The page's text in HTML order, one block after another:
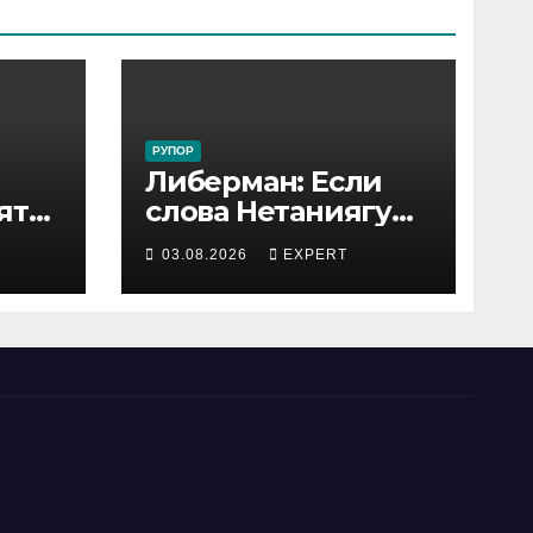
РУПОР
Либерман: Если
слова Нетаниягу
не предвыборный
трюк, пусть
докажет это делом
03.08.2026 EXPERT